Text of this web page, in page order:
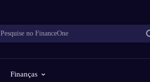
Pesquise no FinanceOne
Finanças